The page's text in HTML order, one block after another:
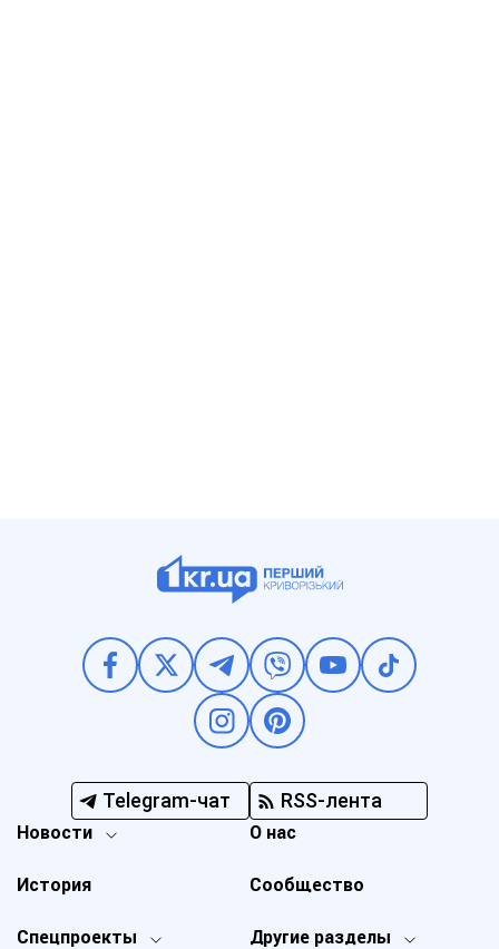
Telegram-чат RSS-лента
Новости
Спецпроекты Другие разделы
История
О нас
Сообщество